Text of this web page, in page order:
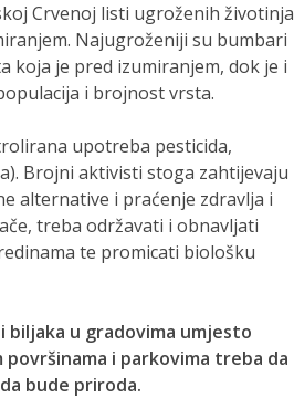
Crvenoj listi ugroženih životinja
Najugroženiji su bumbari
koja je pred izumiranjem, dok je i
i brojnost vrsta.
upotreba pesticida,
Brojni aktivisti stoga zahtijevaju
alternative i praćenje zdravlja i
treba održavati i obnavljati
te promicati biološku
biljaka u gradovima umjesto
i parkovima treba da
bude priroda.